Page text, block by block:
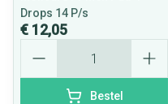
Drops 14 P/s
€ 12,05
Bestel